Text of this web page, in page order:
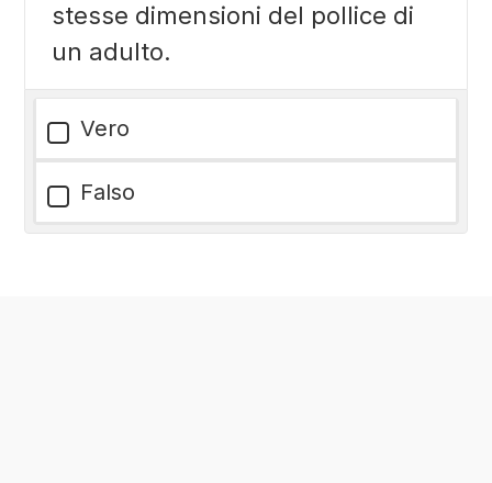
stesse dimensioni del pollice di
un adulto.
Vero
Falso